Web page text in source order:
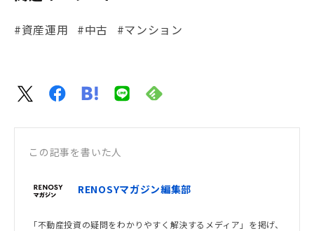
#資産運用 #中古 #マンション
この記事を書いた人
RENOSYマガジン編集部
「不動産投資の疑問をわかりやすく解決するメディア」を掲げ、